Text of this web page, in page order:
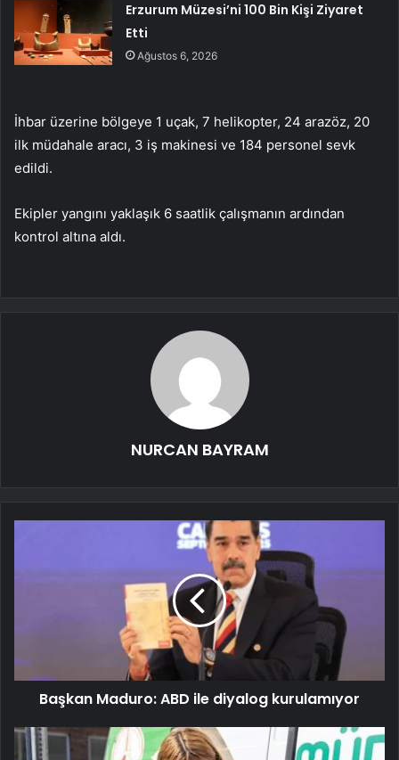
Erzurum Müzesi’ni 100 Bin Kişi Ziyaret
Etti
Ağustos 6, 2026
İhbar üzerine bölgeye 1 uçak, 7 helikopter, 24 arazöz, 20
ilk müdahale aracı, 3 iş makinesi ve 184 personel sevk
edildi.
Ekipler yangını yaklaşık 6 saatlik çalışmanın ardından
kontrol altına aldı.
NURCAN BAYRAM
Başkan Maduro: ABD ile diyalog kurulamıyor